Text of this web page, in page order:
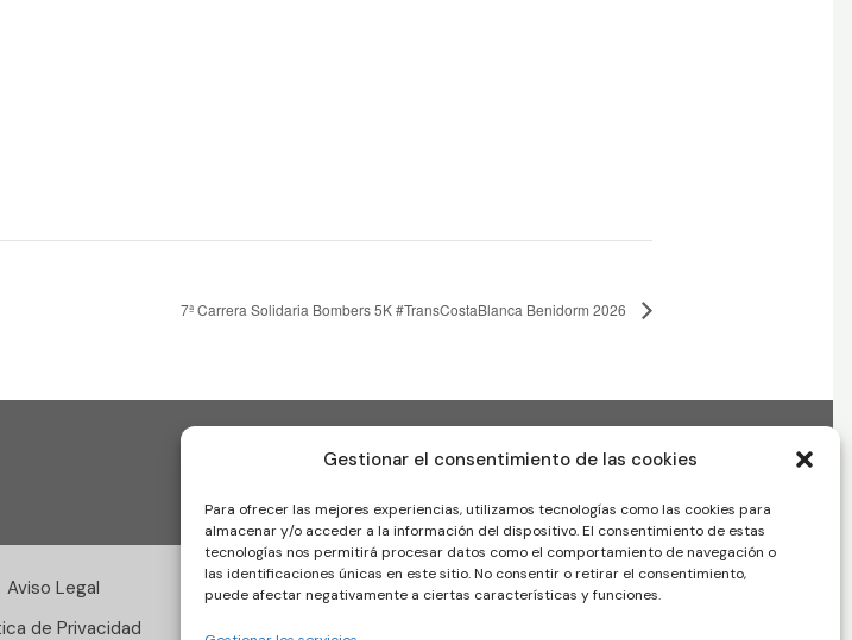
Gestionar el consentimiento de las cookies
Para ofrecer las mejores experiencias, utilizamos tecnologías como las cookies para
almacenar y/o acceder a la información del dispositivo. El consentimiento de estas
tecnologías nos permitirá procesar datos como el comportamiento de navegación o
las identificaciones únicas en este sitio. No consentir o retirar el consentimiento,
puede afectar negativamente a ciertas características y funciones.
7ª Carrera Solidaria Bombers 5K #TransCostaBlanca Benidorm 2026
Aviso Legal
de Privacidad